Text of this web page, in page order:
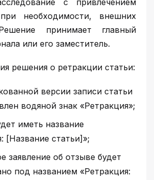
необходимости, внешних
принимает главный
или его заместитель.
решения о ретракции статьи:
версии записи статьи
водяной знак «Ретракция»;
иметь название
[Название статьи]»;
заявление об отзыве будет
под названием «Ретракция: